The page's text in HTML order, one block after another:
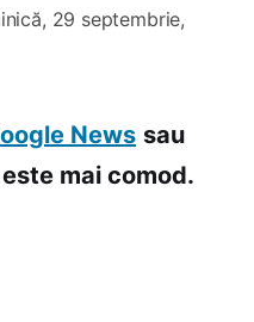
29 septembrie,
News sau
mai comod.